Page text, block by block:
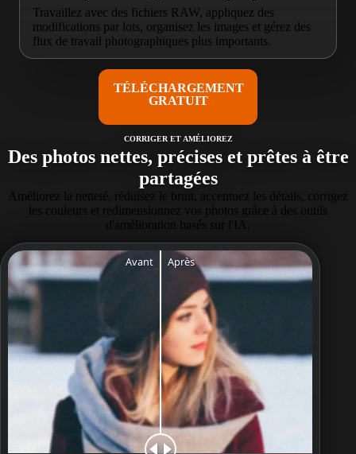
Travaillez avec des fichiers RAW, appliquez des
modifications par lots, organisez les images et gérez des
flux de travail photographiques plus importants.
TÉLÉCHARGEMENT
GRATUIT
CORRIGER ET AMÉLIOREZ
Des photos nettes, précises et prêtes à être
partagées
Améliorez la netteté, réduisez le bruit, accentuez les détails, corrigez
les couleurs et redimensionnez vos photos grâce à des outils
d'amélioration basés sur l'IA.